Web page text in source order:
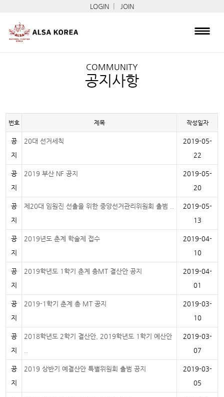
LOGIN JOIN
COMMUNITY
공지사항
번호 제목 작성일자
공
지
20대 선거세칙
2019-05-
22
공
지
2019 부산 NF 공지
2019-05-
20
공
지
제20대 임원진 선출을 위한 중앙선거관리위원회 출범 ..
2019-05-
13
공
지
2019년도 춘계 학술제 접수
2019-04-
10
공
지
2019학년도 1학기 춘계 총MT 결산안 공지
2019-04-
01
공
지
2019-1학기 춘계 총 MT 공지
2019-03-
10
공
지
2018학년도 2학기 결산안, 2019학년도 1학기 예산안
2019-03-
07
공
지
2019 상반기 예결산안 특별위원회 출범 공지
2019-03-
05